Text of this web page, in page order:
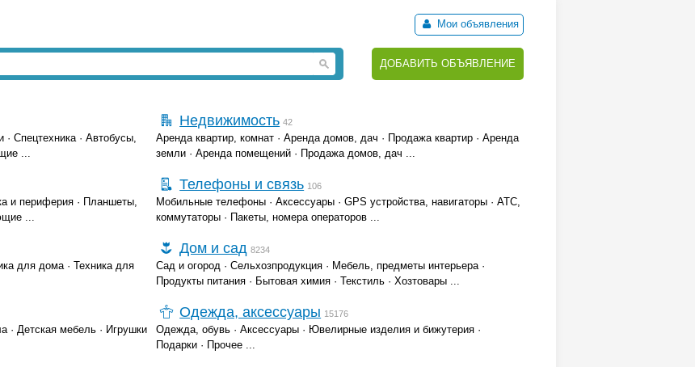
Мои объявления
ДОБАВИТЬ ОБЪЯВЛЕНИЕ
· Спецтехника· Автобусы,
...
и периферия · Планшеты,
...
для дома· Техника для
· Детская мебель · Игрушки
Недвижимость 42
Аренда квартир, комнат · Аренда домов, дач · Продажа квартир · Аренда
земли · Аренда помещений · Продажа домов, дач ...
Телефоны и связь 106
Мобильные телефоны · Аксессуары · GPS устройства, навигаторы · АТС,
коммутаторы · Пакеты, номера операторов ...
Дом и сад 8234
Сад и огород · Сельхозпродукция · Мебель, предметы интерьера·
Продукты питания · Бытовая химия · Текстиль · Хозтовары ...
Одежда, аксессуары 15176
Одежда, обувь · Аксессуары · Ювелирные изделия и бижутерия ·
Подарки · Прочее ...